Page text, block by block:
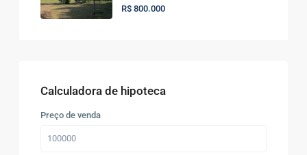
R$ 800.000
Calculadora de hipoteca
Preço de venda